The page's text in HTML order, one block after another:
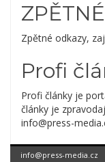
Zpětné odkazy,
Profi
Profi články je
články je
info@press-
info@press-media.cz